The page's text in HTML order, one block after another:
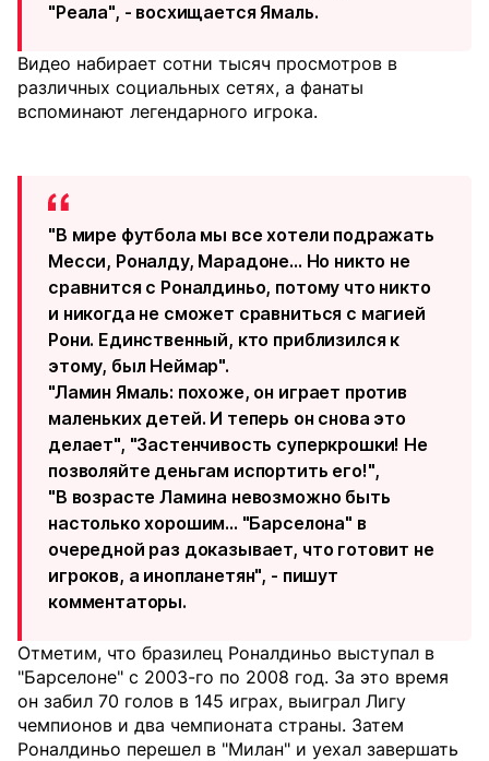
"Реала", - восхищается Ямаль.
Видео набирает сотни тысяч просмотров в
различных социальных сетях, а фанаты
вспоминают легендарного игрока.
"В мире футбола мы все хотели подражать
Месси, Роналду, Марадоне... Но никто не
сравнится с Роналдиньо, потому что никто
и никогда не сможет сравниться с магией
Рони. Единственный, кто приблизился к
этому, был Неймар".
"Ламин Ямаль: похоже, он играет против
маленьких детей. И теперь он снова это
делает", "Застенчивость суперкрошки! Не
позволяйте деньгам испортить его!",
"В возрасте Ламина невозможно быть
настолько хорошим... "Барселона" в
очередной раз доказывает, что готовит не
игроков, а инопланетян", - пишут
комментаторы.
Отметим, что бразилец Роналдиньо выступал в
"Барселоне" с 2003-го по 2008 год. За это время
он забил 70 голов в 145 играх, выиграл Лигу
чемпионов и два чемпионата страны. Затем
Роналдиньо перешел в "Милан" и уехал завершать